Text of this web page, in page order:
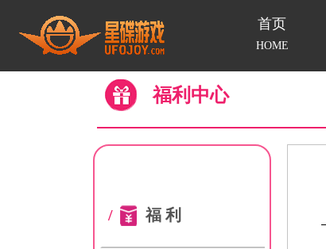
首页
HOME
福利中心
福利
/